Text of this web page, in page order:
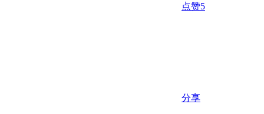
点赞5
分享